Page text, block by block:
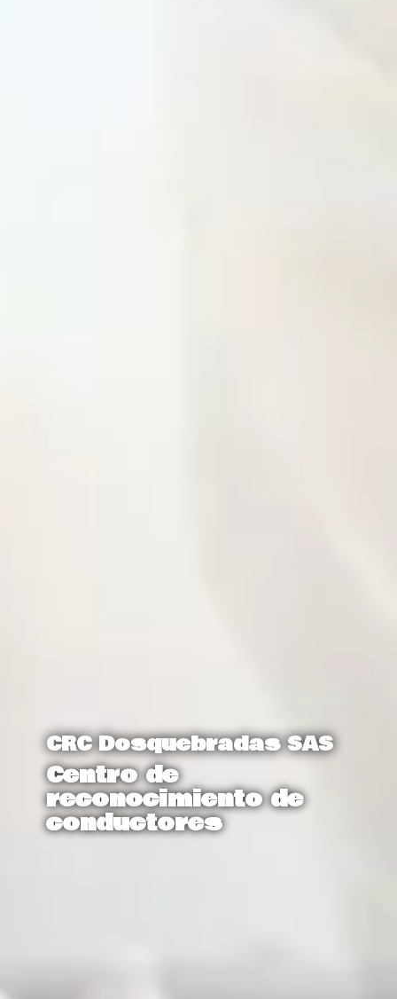
CRC Dosquebradas SAS
Centro de
reconocimiento de
conductores